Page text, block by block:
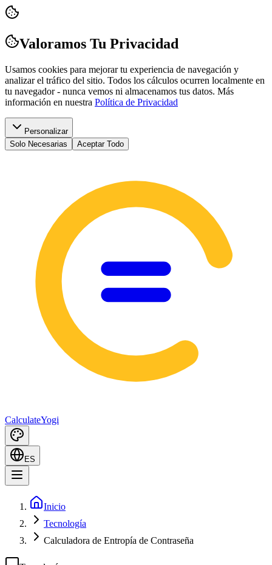
Valoramos Tu Privacidad
Usamos cookies para mejorar tu experiencia de navegación y
analizar el tráfico del sitio. Todos los cálculos ocurren localmente en
tu navegador - nunca vemos ni almacenamos tus datos. Más
información en nuestra Política de Privacidad
Personalizar
Solo Necesarias
Aceptar Todo
CalculateYogi
ES
Inicio
Tecnología
Calculadora de Entropía de Contraseña